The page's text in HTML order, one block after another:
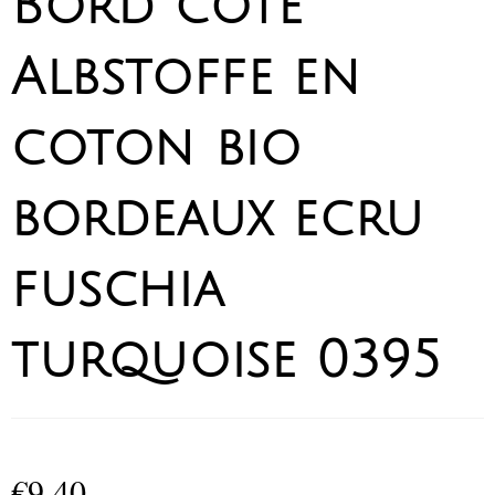
Albstoffe en
coton bio
bordeaux ecru
fuschia
turquoise 0395